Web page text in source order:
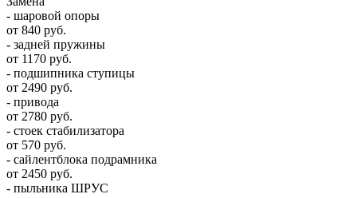
- шаровой опоры
от 840 руб.
- задней пружины
от 1170 руб.
- подшипника ступицы
от 2490 руб.
- привода
от 2780 руб.
- стоек стабилизатора
от 570 руб.
- сайлентблока подрамника
от 2450 руб.
- пыльника ШРУС